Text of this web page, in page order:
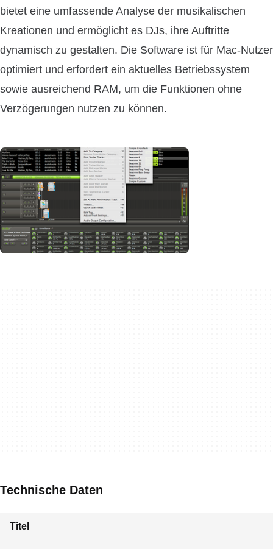
bietet eine umfassende Analyse der musikalischen
Kreationen und ermöglicht es DJs, ihre Auftritte
dynamisch zu gestalten. Die Software ist für Mac-Nutzer
optimiert und erfordert ein aktuelles Betriebssystem
sowie ausreichend RAM, um die Funktionen ohne
Verzögerungen nutzen zu können.
Technische Daten
Titel